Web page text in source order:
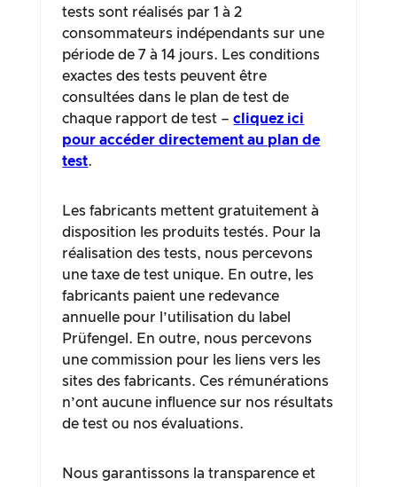
tests sont réalisés par 1 à 2
consommateurs indépendants sur une
période de 7 à 14 jours. Les conditions
exactes des tests peuvent être
consultées dans le plan de test de
chaque rapport de test –cliquez ici
pour accéder directement au plan de
test.
Les fabricants mettent gratuitement à
disposition les produits testés. Pour la
réalisation des tests, nous percevons
une taxe de test unique. En outre, les
fabricants paient une redevance
annuelle pour l’utilisation du label
Prüfengel. En outre, nous percevons
une commission pour les liens vers les
sites des fabricants. Ces rémunérations
n’ont aucune influence sur nos résultats
de test ou nos évaluations.
Nous garantissons la transparence et